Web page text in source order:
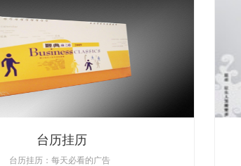
台历挂历
台历挂历：每天必看的广告